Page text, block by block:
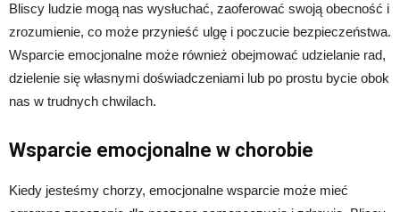
Bliscy ludzie mogą nas wysłuchać, zaoferować swoją obecność i
zrozumienie, co może przynieść ulgę i poczucie bezpieczeństwa.
Wsparcie emocjonalne może również obejmować udzielanie rad,
dzielenie się własnymi doświadczeniami lub po prostu bycie obok
nas w trudnych chwilach.
Wsparcie emocjonalne w chorobie
Kiedy jesteśmy chorzy, emocjonalne wsparcie może mieć